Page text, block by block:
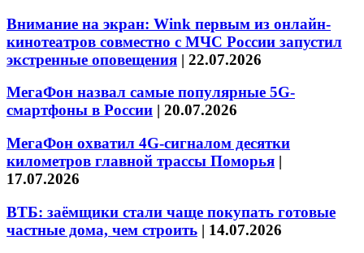
Внимание на экран: Wink первым из онлайн-
кинотеатров совместно с МЧС России запустил
экстренные оповещения | 22.07.2026
МегаФон назвал самые популярные 5G-
смартфоны в России | 20.07.2026
МегаФон охватил 4G-сигналом десятки
километров главной трассы Поморья |
17.07.2026
ВТБ: заёмщики стали чаще покупать готовые
частные дома, чем строить | 14.07.2026